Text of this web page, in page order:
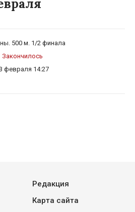
500 м. 1/2 финала
Закончилось
февраля 14:27
Редакция
Карта сайта